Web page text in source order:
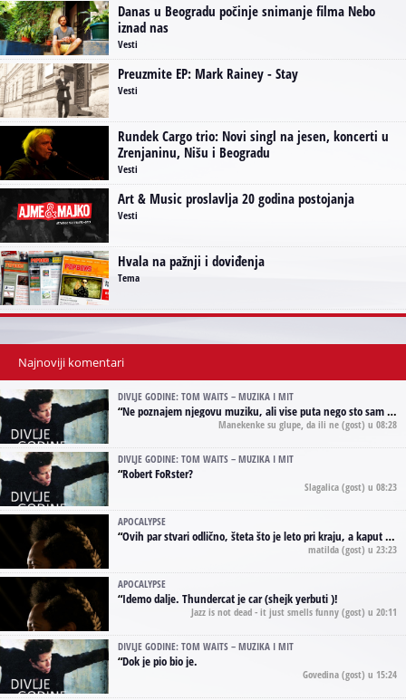
Danas u Beogradu počinje snimanje filma Nebo
iznad nas
Vesti
Preuzmite EP: Mark Rainey - Stay
Vesti
Rundek Cargo trio: Novi singl na jesen, koncerti u
Zrenjaninu, Nišu i Beogradu
Vesti
Art & Music proslavlja 20 godina postojanja
Vesti
Hvala na pažnji i doviđenja
Tema
Najnoviji komentari
DIVLJE GODINE: TOM WAITS – MUZIKA I MIT
“Ne poznajem njegovu muziku, ali vise puta nego sto sam to zazeleo gledao sam njegove umjetnicke slike na raznim stranama interneta. Te stoga zakljucujem da je Tom Waits Lady Gaga muzike namrstenih, ma
Manekenke su glupe, da ili ne (gost) u 08:28
DIVLJE GODINE: TOM WAITS – MUZIKA I MIT
“Robert FoRster?
Slagalica (gost) u 08:23
APOCALYPSE
“Ovih par stvari odlično, šteta što je leto pri kraju, a kaput koji te vervoatno podseća na pirotski ćilim je iz tradicije Navaho indijanaca ;)
matilda (gost) u 23:23
APOCALYPSE
“Idemo dalje. Thundercat je car (shejk yerbuti )!
Jazz is not dead - it just smells funny (gost) u 20:11
DIVLJE GODINE: TOM WAITS – MUZIKA I MIT
“Dok je pio bio je.
Govedina (gost) u 15:24